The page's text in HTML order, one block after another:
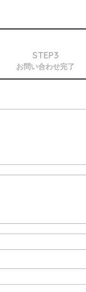
STEP3
お問い合わせ完了